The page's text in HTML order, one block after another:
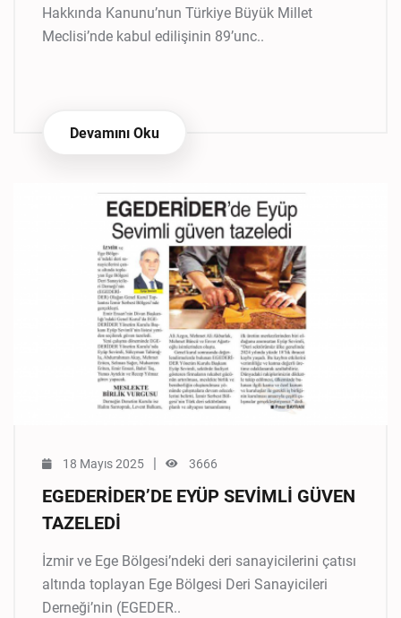
Hakkında Kanunu’nun Türkiye Büyük Millet
Meclisi’nde kabul edilişinin 89’unc..
Devamını Oku
18 Mayıs 2025 | 3666
EGEDERİDER’DE EYÜP SEVİMLİ GÜVEN
TAZELEDİ
İzmir ve Ege Bölgesi’ndeki deri sanayicilerini çatısı
altında toplayan Ege Bölgesi Deri Sanayicileri
Derneği’nin (EGEDER..